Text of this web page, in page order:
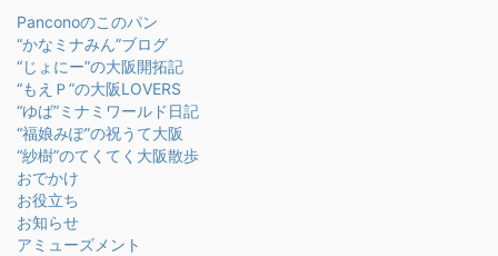
Panconoのこのパン
“かなミナみん”ブログ
“じょにー”の大阪開拓記
“もえＰ”の大阪LOVERS
“ゆば”ミナミワールド日記
“福娘みぽ”の祝うて大阪
“紗樹”のてくてく大阪散歩
おでかけ
お役立ち
お知らせ
アミューズメント